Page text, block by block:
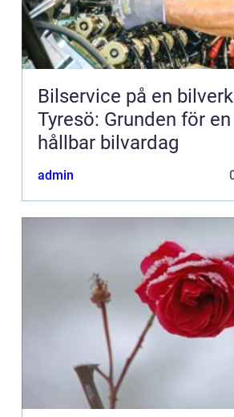
Bilservice på en
Tyresö: Grunden för
hållbar bilvardag
admin